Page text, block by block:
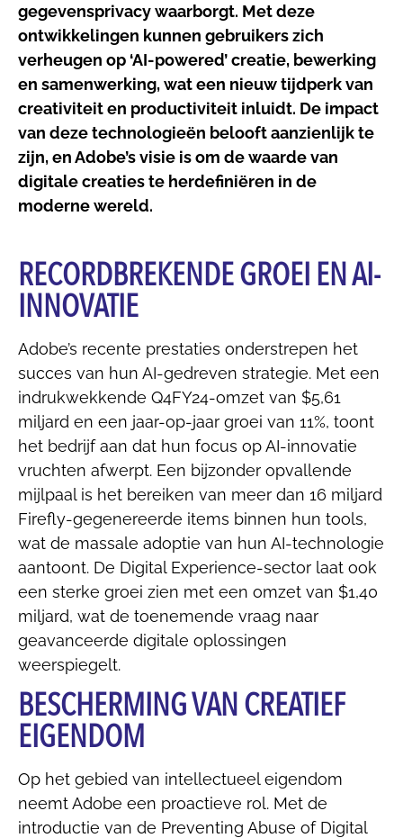
gegevensprivacy waarborgt. Met deze
ontwikkelingen kunnen gebruikers zich
verheugen op ‘AI-powered’ creatie, bewerking
en samenwerking, wat een nieuw tijdperk van
creativiteit en productiviteit inluidt. De impact
van deze technologieën belooft aanzienlijk te
zijn, en Adobe’s visie is om de waarde van
digitale creaties te herdefiniëren in de
moderne wereld.
RECORDBREKENDE GROEI EN AI-
INNOVATIE
Adobe’s recente prestaties onderstrepen het
succes van hun AI-gedreven strategie. Met een
indrukwekkende Q4FY24-omzet van $5,61
miljard en een jaar-op-jaar groei van 11%, toont
het bedrijf aan dat hun focus op AI-innovatie
vruchten afwerpt. Een bijzonder opvallende
mijlpaal is het bereiken van meer dan 16 miljard
Firefly-gegenereerde items binnen hun tools,
wat de massale adoptie van hun AI-technologie
aantoont. De Digital Experience-sector laat ook
een sterke groei zien met een omzet van $1,40
miljard, wat de toenemende vraag naar
geavanceerde digitale oplossingen
weerspiegelt.
BESCHERMING VAN CREATIEF
EIGENDOM
Op het gebied van intellectueel eigendom
neemt Adobe een proactieve rol. Met de
introductie van de Preventing Abuse of Digital